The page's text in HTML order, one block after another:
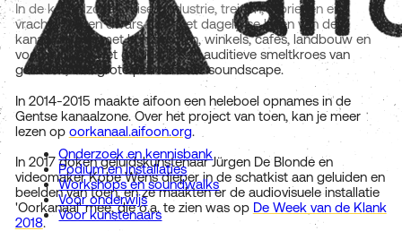
Onderzoek en kennisbank
Podium en installaties
Workshops en soundwalks
Voor onderwijs
Voor kunstenaars
In de kanaalzone kruisen industrie, treinen, fabrieken en
vrachtschepen dwars door het dagelijkse leven van de
kanaaldorpen met hun scholen, winkels, cafés, landbouw en
voetbalclubs. Het gebied is een auditieve smeltkroes van
geluiden, één grote permanente soundscape.
In 2014-2015 maakte aifoon een heleboel opnames in de
Gentse kanaalzone. Over het project van toen, kan je meer
lezen op oorkanaal.aifoon.org.
In 2017 doken geluidskunstenaar Jürgen De Blonde en
videomaker Kobe Wens dieper in de schatkist aan geluiden en
beelden van toen, en ze maakten er de audiovisuele installatie
'Oorkanaal' mee, die o.a. te zien was op De Week van de Klank
2018.